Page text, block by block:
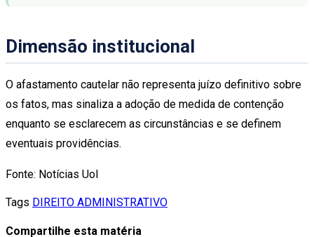
Dimensão institucional
O afastamento cautelar não representa juízo definitivo sobre
os fatos, mas sinaliza a adoção de medida de contenção
enquanto se esclarecem as circunstâncias e se definem
eventuais providências.
Fonte: Notícias Uol
Tags DIREITO ADMINISTRATIVO
Compartilhe esta matéria